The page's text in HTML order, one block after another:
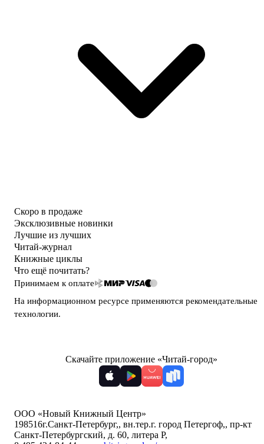
Скоро в продаже
Эксклюзивные новинки
Лучшие из лучших
Читай-журнал
Книжные циклы
Что ещё почитать?
Принимаем к оплате
На информационном ресурсе применяются рекомендательные
технологии.
Скачайте приложение «Читай-город»
ООО «Новый Книжный Центр»
198516г.Санкт-Петербург,, вн.тер.г. город Петергоф,, пр-кт
Санкт-Петербургский, д. 60, литера Р,